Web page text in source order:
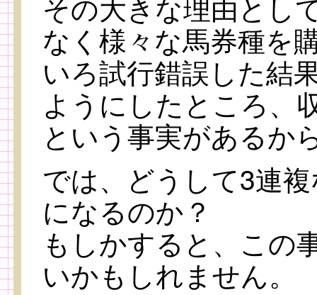
なく様々な馬券種を
いろ試行錯誤した結
ようにしたところ、
という事実があるか
では、どうして3連
になるのか？
もしかすると、この
いかもしれません。